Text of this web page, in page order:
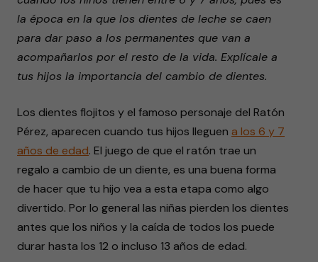
1
minute,
seconds
la época en la que los dientes de leche se caen
para dar paso a los permanentes que van a
acompañarlos por el resto de la vida. Explícale a
tus hijos la importancia del cambio de dientes.
Los dientes flojitos y el famoso personaje del Ratón
Pérez, aparecen cuando tus hijos lleguen a los 6 y 7
años de edad. El juego de que el ratón trae un
regalo a cambio de un diente, es una buena forma
de hacer que tu hijo vea a esta etapa como algo
divertido. Por lo general las niñas pierden los dientes
antes que los niños y la caída de todos los puede
durar hasta los 12 o incluso 13 años de edad.